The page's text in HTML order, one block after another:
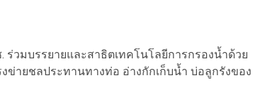
วมบรรยายและสาธิตเทคโนโลยีการกรองน้ำด้วย
ข่ายชลประทานทางท่อ อ่างกักเก็บน้ำ บ่อลูกรังของ